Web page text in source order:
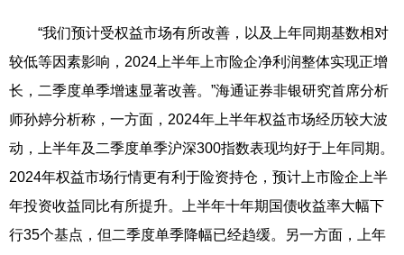
“我们预计受权益市场有所改善，以及上年同期基数相对
较低等因素影响，2024上半年上市险企净利润整体实现正增
长，二季度单季增速显著改善。”海通证券非银研究首席分析
师孙婷分析称，一方面，2024年上半年权益市场经历较大波
动，上半年及二季度单季沪深300指数表现均好于上年同期。
2024年权益市场行情更有利于险资持仓，预计上市险企上半
年投资收益同比有所提升。上半年十年期国债收益率大幅下
行35个基点，但二季度单季降幅已经趋缓。另一方面，上年